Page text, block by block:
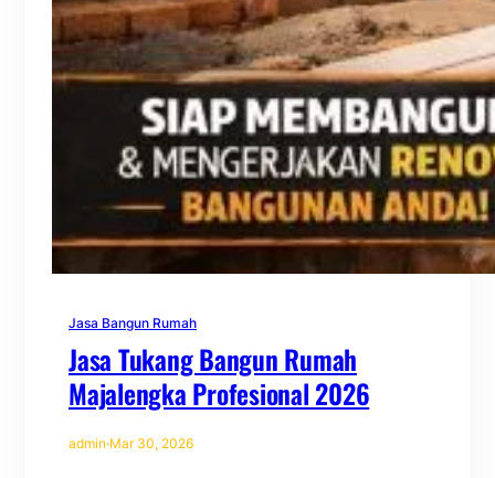
Jasa Bangun Rumah
Jasa Tukang Bangun Rumah
Majalengka Profesional 2026
admin·Mar 30, 2026